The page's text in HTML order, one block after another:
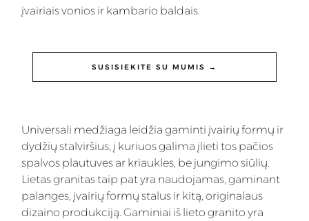
įvairiais vonios ir kambario baldais.
SUSISIEKITE SU MUMIS →
Universali medžiaga leidžia gaminti įvairių formų ir
dydžių stalviršius, į kuriuos galima įlieti tos pačios
spalvos plautuves ar kriaukles, be jungimo siūlių.
Lietas granitas taip pat yra naudojamas, gaminant
palanges, įvairių formų stalus ir kitą, originalaus
dizaino produkciją. Gaminiai iš lieto granito yra